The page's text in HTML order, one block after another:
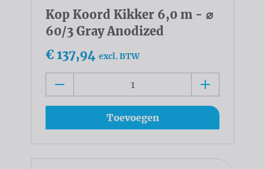
Kop Koord Kikker 6,0 m - ⌀
60/3 Gray Anodized
€ 137,94 excl. BTW
Toevoegen